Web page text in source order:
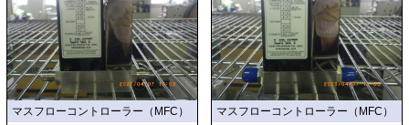
マスフローコントローラー（MFC） マスフローコントローラー（MFC）